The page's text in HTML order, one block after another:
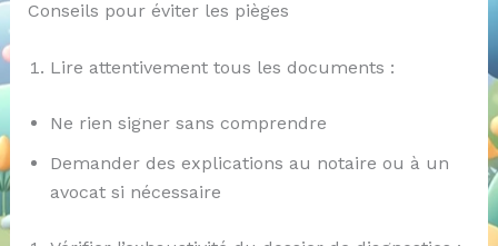
Conseils pour éviter les pièges
Lire attentivement tous les documents :
Ne rien signer sans comprendre
Demander des explications au notaire ou à un
avocat si nécessaire